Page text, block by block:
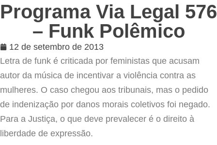
Programa Via Legal 576
– Funk Polêmico
12 de setembro de 2013
Letra de funk é criticada por feministas que acusam
autor da música de incentivar a violência contra as
mulheres. O caso chegou aos tribunais, mas o pedido
de indenização por danos morais coletivos foi negado.
Para a Justiça, o que deve prevalecer é o direito à
liberdade de expressão.